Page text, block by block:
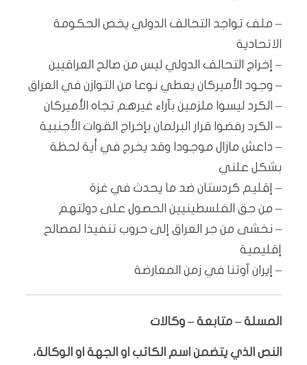
– ملف تواجد التحالف الدولي يخص الحكومة
الاتحادية
– إخراج التحالف الدولي ليس من صالح العراقيين
– وجود الأميركان يعطي نوعا من التوازن في العراق
– الكرد ليسوا ملزمين بآراء غيرهم تجاه الأميركان
– الكرد رفضوا قرار البرلمان بإخراج القوات الأجنبية
– داعش مازال موجودا وقد يخرج في أية لحظة
بشكل علني
– إقليم كردستان ضد ما يحدث في غزة
– من حق الفلسطينيين الحصول على دولتهم
– نخشى من جر العراق إلى حروب تنفيذا لمصالح
إقليمية
– إيران آوتنا في زمن المعارضة
المسلة – متابعة – وكالات
النص الذي يتضمن اسم الكاتب او الجهة او الوكالة،